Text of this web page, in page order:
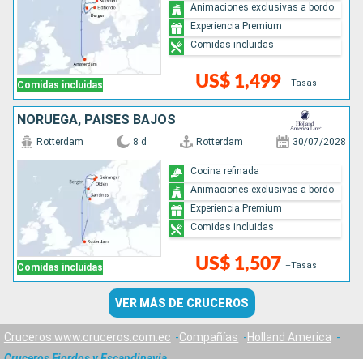
Comidas incluidas US$ 1,499 +Tasas
Animaciones exclusivas a bordo
Experiencia Premium
Comidas incluidas
NORUEGA, PAISES BAJOS
Comidas incluidas
Rotterdam 8 d Rotterdam 30/07/2028
US$ 1,507 +Tasas
Cocina refinada
Animaciones exclusivas a bordo
Experiencia Premium
Comidas incluidas
VER MÁS DE CRUCEROS
Cruceros www.cruceros.com.ec Compañías
Holland America